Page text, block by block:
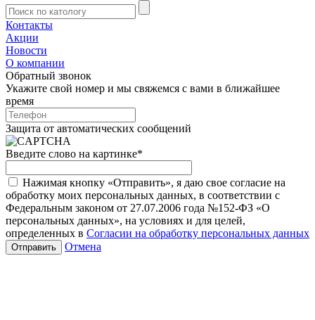
Контакты
Акции
Новости
О компании
Обратный звонок
Укажите свой номер и мы свяжемся с вами в ближайшее
время
Защита от автоматических сообщений
Введите слово на картинке*
Нажимая кнопку «Отправить», я даю свое согласие на
обработку моих персональных данных, в соответствии с
Федеральным законом от 27.07.2006 года №152-ФЗ «О
персональных данных», на условиях и для целей,
определенных в Согласии на обработку персональных данных
Отмена